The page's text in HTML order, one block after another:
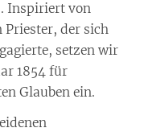
Inspiriert von
der sich
setzen wir
1854 für
Glauben ein.